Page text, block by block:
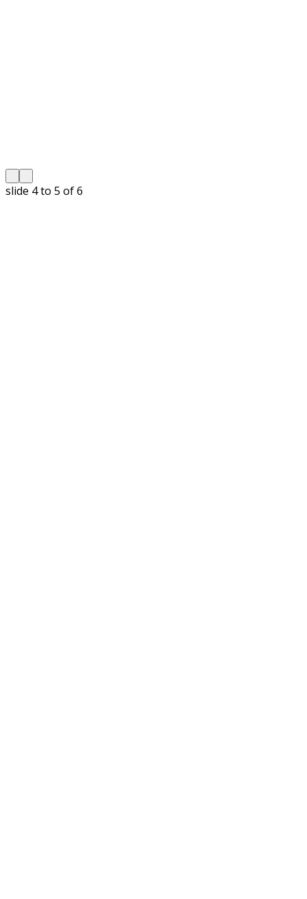
slide 5 to 6 of 6